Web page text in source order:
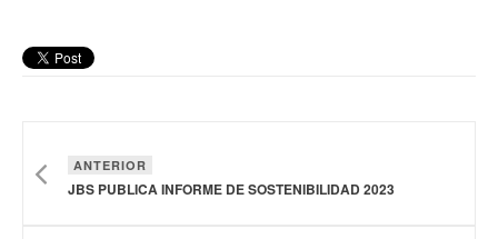
ANTERIOR
JBS PUBLICA INFORME DE SOSTENIBILIDAD 2023